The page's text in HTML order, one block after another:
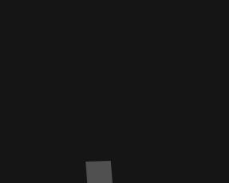
Marca El Corte Inglés